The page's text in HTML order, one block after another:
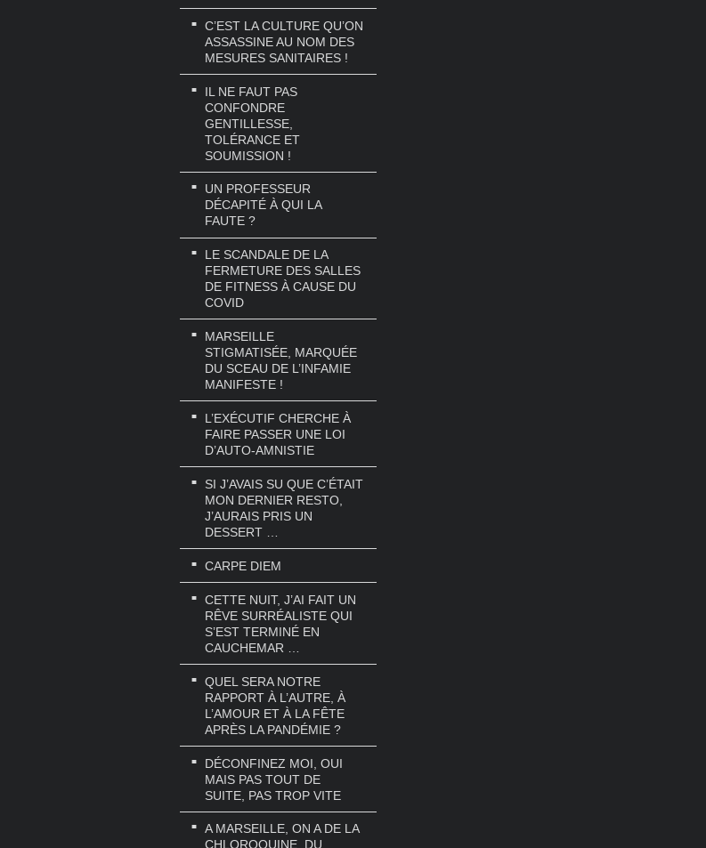
C’EST LA CULTURE QU’ON
ASSASSINE AU NOM DES
MESURES SANITAIRES !
IL NE FAUT PAS
CONFONDRE
GENTILLESSE,
TOLÉRANCE ET
SOUMISSION !
UN PROFESSEUR
DÉCAPITÉ À QUI LA
FAUTE ?
LE SCANDALE DE LA
FERMETURE DES SALLES
DE FITNESS À CAUSE DU
COVID
MARSEILLE
STIGMATISÉE, MARQUÉE
DU SCEAU DE L’INFAMIE
MANIFESTE !
L’EXÉCUTIF CHERCHE À
FAIRE PASSER UNE LOI
D’AUTO-AMNISTIE
SI J’AVAIS SU QUE C’ÉTAIT
MON DERNIER RESTO,
J’AURAIS PRIS UN
DESSERT …
CARPE DIEM
CETTE NUIT, J’AI FAIT UN
RÊVE SURRÉALISTE QUI
S’EST TERMINÉ EN
CAUCHEMAR …
QUEL SERA NOTRE
RAPPORT À L’AUTRE, À
L’AMOUR ET À LA FÊTE
APRÈS LA PANDÉMIE ?
DÉCONFINEZ MOI, OUI
MAIS PAS TOUT DE
SUITE, PAS TROP VITE
A MARSEILLE, ON A DE LA
CHLOROQUINE, DU